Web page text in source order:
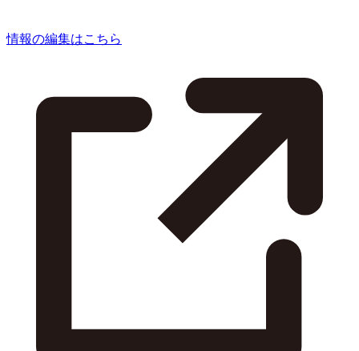
情報の編集はこちら